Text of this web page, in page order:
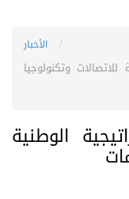
الأخبار
للاتصالات وتكنولوجيا
الوطنية